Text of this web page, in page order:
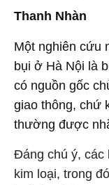
Thanh Nhàn
Một nghiên cứu
bụi ở Hà Nội là
có nguồn gốc
giao thông, chứ
thường được
Đáng chú ý, các
kim loại, trong